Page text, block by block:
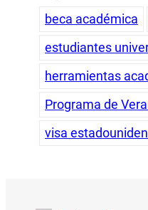
beca académica
estudiantes
herramientas
Programa de
visa